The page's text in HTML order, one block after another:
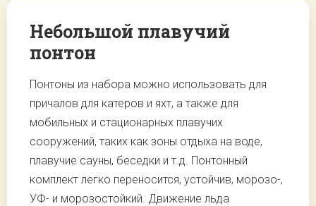
Небольшой плавучий
понтон
Понтоны из набора можно использовать для
причалов для катеров и яхт, а также для
мобильных и стационарных плавучих
сооружений, таких как зоны отдыха на воде,
плавучие сауны, беседки и т.д. Понтонный
комплект легко переносится, устойчив, морозо-,
УФ- и морозостойкий. Движение льда